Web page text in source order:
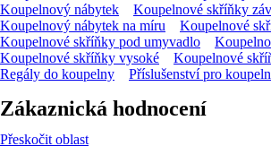
Koupelnový nábytek
Koupelnové skříňky
Koupelnový nábytek na míru
Koupelnové
Koupelnové skříňky pod umyvadlo
Koupelnové skříňky vysoké
Koupelnové
Regály do koupelny
Příslušenství pro
Zákaznická hodnocení
Přeskočit oblast